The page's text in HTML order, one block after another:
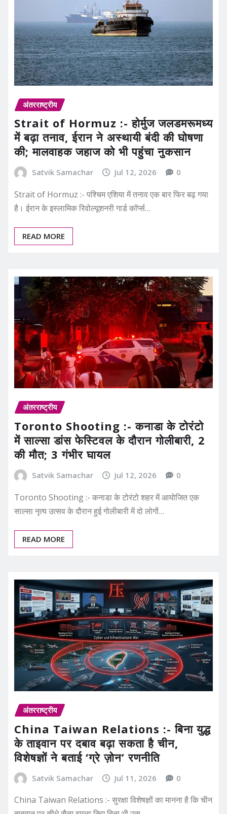
अंतरराष्ट्रीय
Strait of Hormuz :- होर्मुज जलडमरूमध्य
में बढ़ा तनाव, ईरान ने अस्थायी बंदी की घोषणा
की; मालवाहक जहाज को भी पहुंचा नुकसान
Satvik Samachar Jul 12, 2026 0
Strait of Hormuz :- पश्चिम एशिया में तनाव एक बार फिर बढ़ गया
है। ईरान के इस्लामिक रिवोल्यूशनरी गार्ड कॉर्प्स…
READ MORE
अंतरराष्ट्रीय
Toronto Shooting :- कनाडा के टोरंटो
में साल्सा डांस फेस्टिवल के दौरान गोलीबारी, 2
की मौत; 3 गंभीर घायल
Satvik Samachar Jul 12, 2026 0
Toronto Shooting :- कनाडा के टोरंटो शहर में आयोजित एक
साल्सा नृत्य उत्सव के दौरान हुई गोलीबारी में दो लोगों…
READ MORE
अंतरराष्ट्रीय
China Taiwan Relations :- बिना युद्ध
के ताइवान पर दबाव बढ़ा सकता है चीन,
विशेषज्ञों ने बताई ‘ग्रे ज़ोन’ रणनीति
Satvik Samachar Jul 11, 2026 0
China Taiwan Relations :- सुरक्षा विशेषज्ञों का मानना है कि चीन